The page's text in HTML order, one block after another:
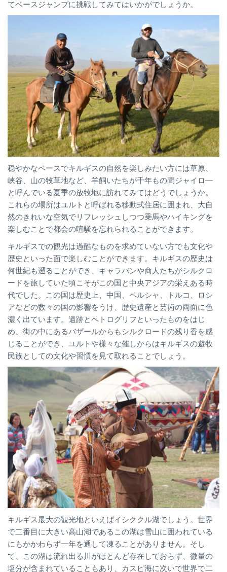
てベースジャンプに挑戦してみてはいかがでしょうか。
穏やかなペースでキルギスの自然を楽しみたい方には草原、
峡谷、山の牧草地など、羊飼いたちが千年もの間ジャイロ―
と呼んでいる夏季の放牧地に訪れてみてはどうでしょうか。
これらの場所はユルトと呼ばれる移動式住居に囲まれ、大自
然のきれいな空気でリフレッシュしつつ乗馬やハイキングを
楽しむことで都会の喧騒を忘れられることができます。
キルギスでの観光は過酷なものを求めていない方でも文化や
歴史といった面で楽しむことができます。キルギスの歴史は
何世紀も遡ることができ、キャラバンや商人たちがシルクロ
ードを旅していた頃こそがこの国と中央アジアの栄えある時
代でした。この国は歴史上、中国、ペルシャ、トルコ、ロシ
アなどの数々の国の影響をうけ、歴史遺産と芸術の両面に色
濃く出ています。遺跡とペトログリフといったものをはじ
め、街の中にあるバザールからもシルクロードの残り香を感
じることができ、ユルトや様々な催しからはキルギスの遊牧
民族としての文化や習慣を見て取れることでしょう。
キルギス最大の観光地といえばイシククル湖でしょう。世界
で二番目に大きい高山湖であるこの湖は雪山に囲われている
にもかかわらず一年を通して凍ることがありません。そし
て、この湖は流れ出る川がほとんど存在しておらず、微量の
塩分が含まれていることもあり、カスピ海に次いで世界で二